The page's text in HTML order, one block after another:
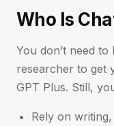
Who Is
You don’t need
researcher to get
GPT Plus. Still,
Rely on